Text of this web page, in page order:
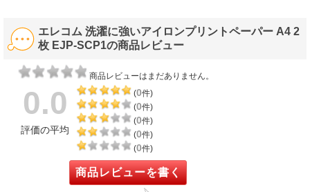
エレコム 洗濯に強いアイロンプリントペーパー A4 2
枚 EJP-SCP1の商品レビュー
商品レビューはまだありません。
0.0
評価の平均
(0件)
(0件)
(0件)
(0件)
(0件)
商品レビューを書く